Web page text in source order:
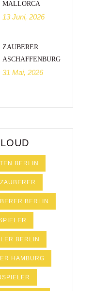
MALLORCA
13 Juni, 2026
ZAUBERER
ASCHAFFENBURG
31 Mai, 2026
BERLIN
BERLIN
BERLIN
HAMBURG